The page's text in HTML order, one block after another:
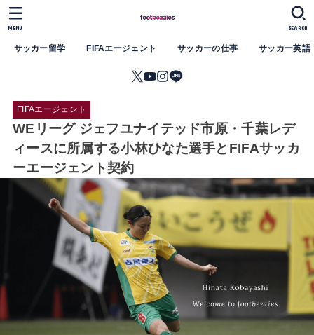
サッカー留学 FIFAエージェント サッカーの仕事 サッカー英語
SEARCH
MENU
FIFAエージェント
WEリーグ ジェフユナイテッド市原・千葉レデ
ィースに所属する小林ひなた選手とFIFAサッカ
ーエージェント契約